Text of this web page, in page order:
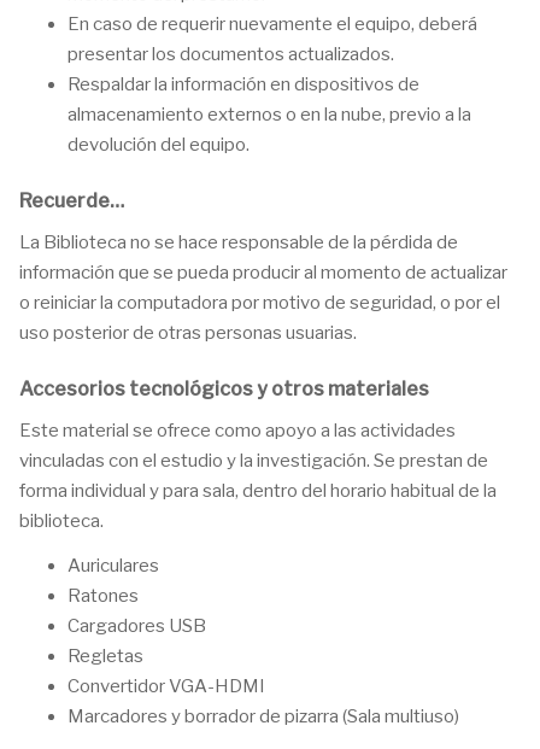
En caso de requerir nuevamente el equipo, deberá
presentar los documentos actualizados.
Respaldar la información en dispositivos de
almacenamiento externos o en la nube, previo a la
devolución del equipo.
Recuerde…
La Biblioteca no se hace responsable de la pérdida de
información que se pueda producir al momento de actualizar
o reiniciar la computadora por motivo de seguridad, o por el
uso posterior de otras personas usuarias.
Accesorios tecnológicos y otros materiales
Este material se ofrece como apoyo a las actividades
vinculadas con el estudio y la investigación. Se prestan de
forma individual y para sala, dentro del horario habitual de la
biblioteca.
Auriculares
Ratones
Cargadores USB
Regletas
Convertidor VGA-HDMI
Marcadores y borrador de pizarra (Sala multiuso)